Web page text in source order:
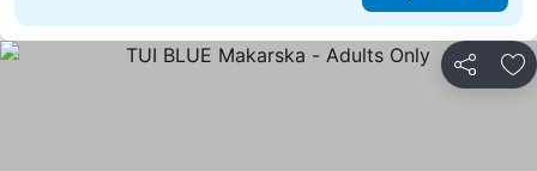
Compartir